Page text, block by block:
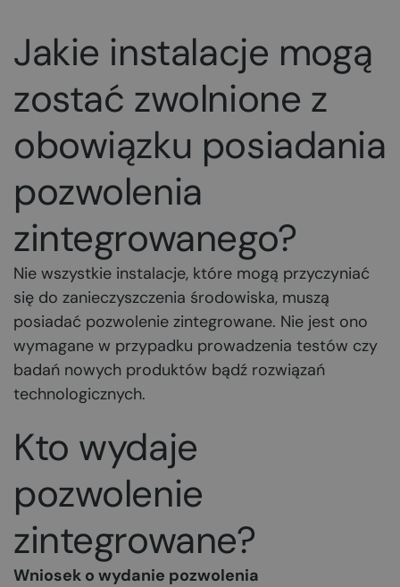
Jakie instalacje mogą
zostać zwolnione z
obowiązku posiadania
pozwolenia
zintegrowanego?
Nie wszystkie instalacje, które mogą przyczyniać
się do zanieczyszczenia środowiska, muszą
posiadać pozwolenie zintegrowane. Nie jest ono
wymagane w przypadku prowadzenia testów czy
badań nowych produktów bądź rozwiązań
technologicznych.
Kto wydaje
pozwolenie
zintegrowane?
Wniosek o wydanie pozwolenia